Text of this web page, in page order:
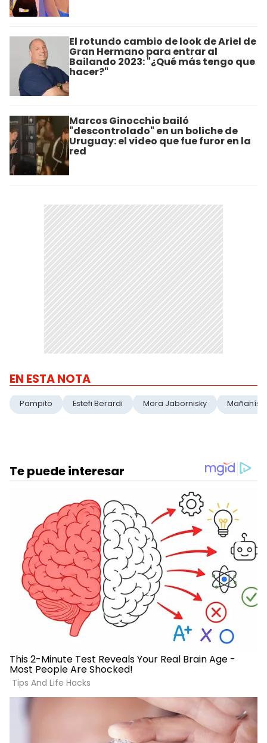
El rotundo cambio de look de Ariel de
Gran Hermano para entrar al
Bailando 2023: "¿Qué más tengo que
hacer?"
Marcos Ginocchio bailó
"descontrolado" en un boliche de
Uruguay: el video que fue furor en la
red
EN ESTA NOTA
Pampito Estefi Berardi Mora Jabornisky